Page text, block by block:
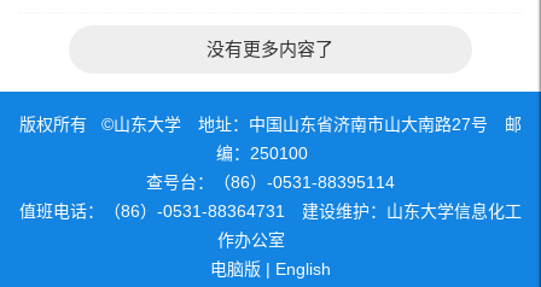
没有更多内容了
版权所有 ©山东大学 地址：中国山东省济南市山大南路27号 邮
编：250100
查号台：（86）-0531-88395114
值班电话：（86）-0531-88364731 建设维护：山东大学信息化工
作办公室
电脑版 | English